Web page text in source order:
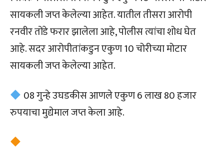
सायकली जप्त केलेल्या आहेत. यातील तीसरा आरोपी
रनवीर तोंडे फरार झालेला आहे, पोलीस त्यांचा शोध घेत
आहे. सदर आरोपीतांकडुन एकुण 10 चोरीच्या मोटार
सायकली जप्त केलेल्या आहेत.
08 गुन्हे उघडकीस आणले एकुण 6 लाख 80 हजार
रुपयाचा मुद्येमाल जप्त केला आहे.